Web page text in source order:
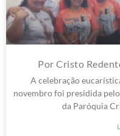
Por Cristo
A celebração
novembro foi presidida
da Paróquia